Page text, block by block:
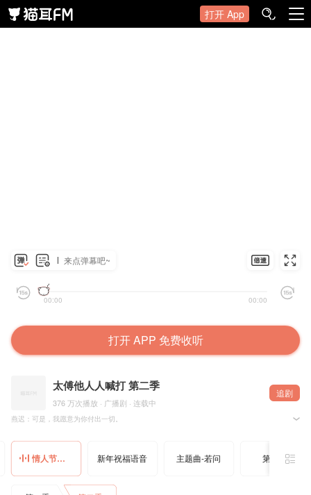
打开 App
来点弹幕吧~
00:00 00:00
打开 APP 免费收听
太傅他人人喊打 第二季
376 万次播放 · 广播剧 · 连载中
追剧
燕迟：可是，我愿意为你付出一切。
原著：孟还 @孟黛玉倒拔垂杨柳
制作人：夏歌 @云耶山耶工作室
情人节福利语音 新年祝福语音 主题曲-若问 第一集